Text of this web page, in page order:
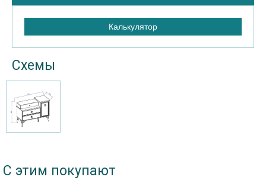
Калькулятор
Схемы
С этим покупают